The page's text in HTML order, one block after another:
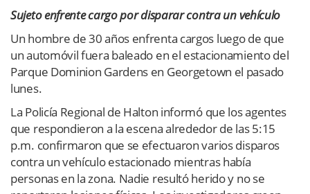
Sujeto enfrente cargo por disparar contra un vehículo
Un hombre de 30 años enfrenta cargos luego de que
un automóvil fuera baleado en el estacionamiento del
Parque Dominion Gardens en Georgetown el pasado
lunes.
La Policía Regional de Halton informó que los agentes
que respondieron a la escena alrededor de las 5:15
p.m. confirmaron que se efectuaron varios disparos
contra un vehículo estacionado mientras había
personas en la zona. Nadie resultó herido y no se